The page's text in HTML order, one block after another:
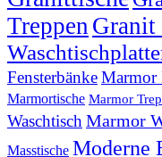
Treppen Granit
FensterbänkeMarmor
Marmortische Marmor
WaschtischMarmor
Masstische Moderne